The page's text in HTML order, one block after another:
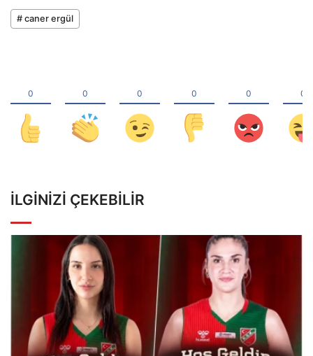
# caner ergül
İLGINIZI ÇEKEBILIR